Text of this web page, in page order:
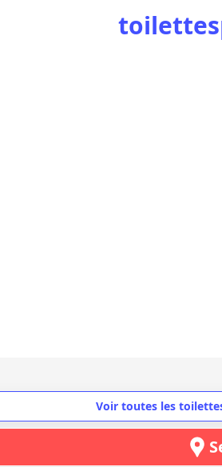
Voir toutes les